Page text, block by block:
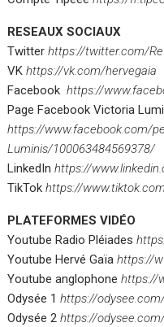
RESEAUX SOCIAUX
Twitterhttps://twitter.com/
VKhttps://vk.com/hervegaia
Facebookhttps://
Page Facebook Victoria
https://www.facebook.com/
Luminis/100063484569378/
LinkedInhttps://
TikTokhttps://
PLATEFORMES VIDÉO
Youtube Radio Pléiades
Youtube Hervé Gaïahttps://
Youtube anglophonehttps://
Odysée 1https://
Odysée 2https://